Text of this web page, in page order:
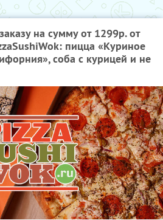
на сумму от 1299р. от
пицца «Куриное
соба с курицей и не